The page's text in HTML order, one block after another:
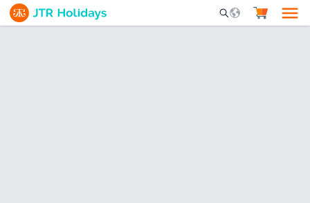
Mobile Search